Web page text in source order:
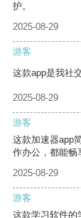
护。
2025-08-29
游客
这款app是我社
2025-08-29
游客
这款加速器app
作办公，都能畅
2025-08-29
游客
这款学习软件的